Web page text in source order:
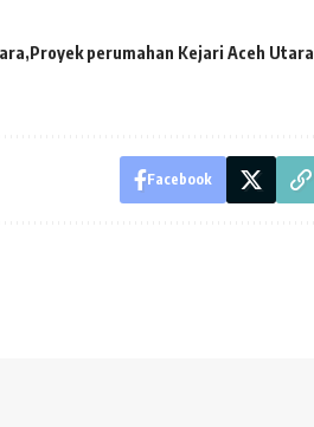
Proyek perumahan Kejari Aceh Utara
Facebook